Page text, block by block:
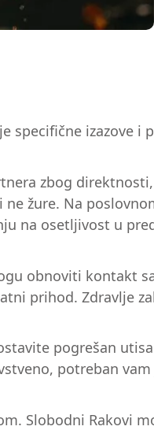
specifične izazove i
zbog
žure. Na
na osetljivost u
obnoviti kontakt
prihod. Zdravlje
pogrešan
potreban
Slobodni Rakovi